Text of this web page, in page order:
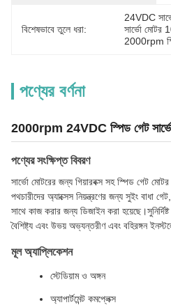
বিশেষভাবে তুলে ধরা:
24VDC
সার্ভো মোটর
2000rpm
পণ্যের বর্ণনা
2000rpm 24VDC স্পিড গেট
পণ্যের সংক্ষিপ্ত বিবরণ
সার্ভো মোটরের জন্য গিয়ারবক্স সহ স্পিড গেট
পথচারীদের অ্যাক্সেস নিয়ন্ত্রণের জন্য সুইং বাধা
সাথে কাজ করার জন্য ডিজাইন করা
বৈশিষ্ট্য এবং উভয় অভ্যন্তরীণ এবং বহিরঙ্গন
মূল অ্যাপ্লিকেশন
স্টেডিয়াম ও অঙ্গন
অ্যাপার্টমেন্ট কমপ্লেক্স